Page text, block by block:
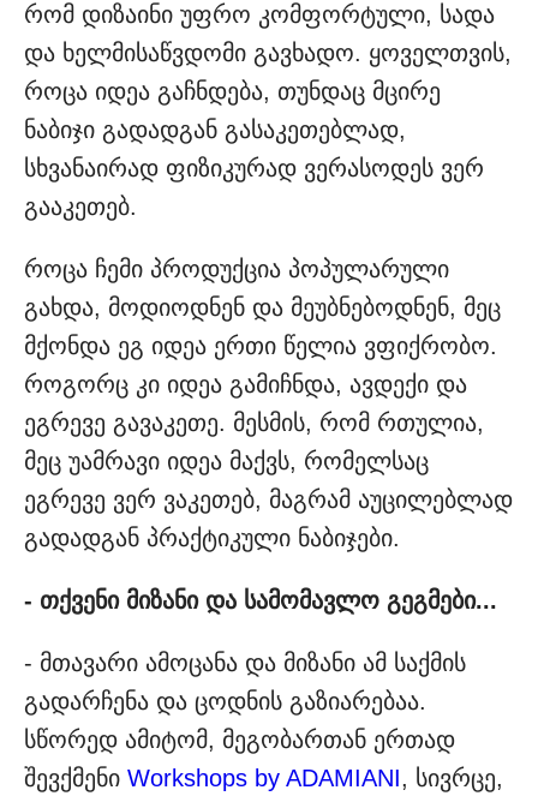
რომ დიზაინი უფრო კომფორტული, სადა
და ხელმისაწვდომი გავხადო. ყოველთვის,
როცა იდეა გაჩნდება, თუნდაც მცირე
ნაბიჯი გადადგან გასაკეთებლად,
სხვანაირად ფიზიკურად ვერასოდეს ვერ
გააკეთებ.
როცა ჩემი პროდუქცია პოპულარული
გახდა, მოდიოდნენ და მეუბნებოდნენ, მეც
მქონდა ეგ იდეა ერთი წელია ვფიქრობო.
როგორც კი იდეა გამიჩნდა, ავდექი და
ეგრევე გავაკეთე. მესმის, რომ რთულია,
მეც უამრავი იდეა მაქვს, რომელსაც
ეგრევე ვერ ვაკეთებ, მაგრამ აუცილებლად
გადადგან პრაქტიკული ნაბიჯები.
- თქვენი მიზანი და სამომავლო გეგმები...
- მთავარი ამოცანა და მიზანი ამ საქმის
გადარჩენა და ცოდნის გაზიარებაა.
სწორედ ამიტომ, მეგობართან ერთად
შევქმენი Workshops by ADAMIANI, სივრცე,